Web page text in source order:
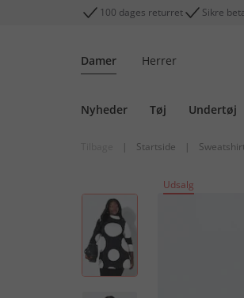
100 dages returret Sikre
Damer Herrer
Nyheder Tøj Undertøj
| Startside |
Udsalg